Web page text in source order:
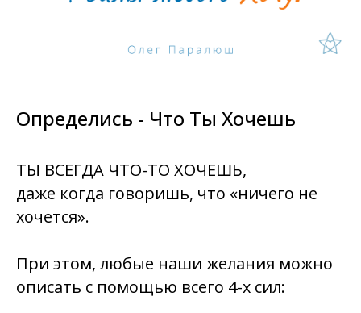
Определись - Что Ты Хочешь
ТЫ ВСЕГДА ЧТО-ТО ХОЧЕШЬ,
даже когда говоришь, что «ничего не
хочется».
При этом, любые наши желания можно
описать с помощью всего 4-х сил: